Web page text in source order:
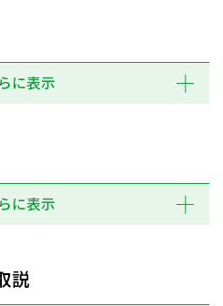
に表示
に表示
説